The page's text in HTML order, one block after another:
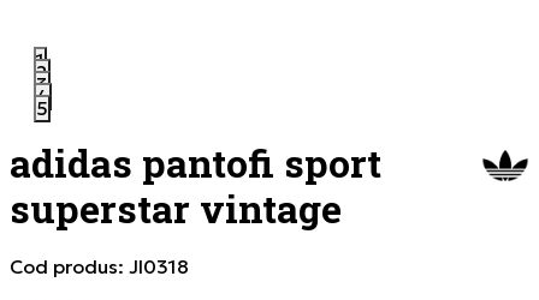
1
2
3
4
5
adidas pantofi sport
superstar vintage
Cod produs: JI0318